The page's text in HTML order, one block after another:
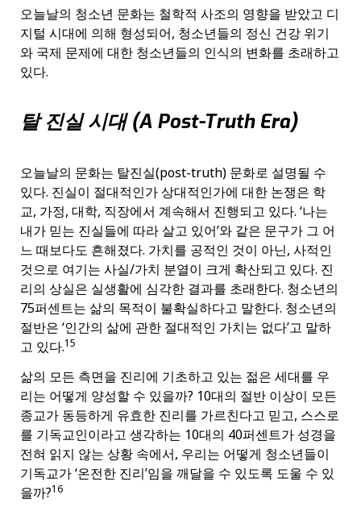
오늘날의 청소년 문화는 철학적 사조의 영향을 받았고 디
지털 시대에 의해 형성되어, 청소년들의 정신 건강 위기
와 국제 문제에 대한 청소년들의 인식의 변화를 초래하고
있다.
탈 진실 시대 (A Post-Truth Era)
오늘날의 문화는 탈진실(post-truth) 문화로 설명될 수
있다. 진실이 절대적인가 상대적인가에 대한 논쟁은 학
교, 가정, 대학, 직장에서 계속해서 진행되고 있다. ‘나는
내가 믿는 진실들에 따라 살고 있어’와 같은 문구가 그 어
느 때보다도 흔해졌다. 가치를 공적인 것이 아닌, 사적인
것으로 여기는 사실/가치 분열이 크게 확산되고 있다. 진
리의 상실은 실생활에 심각한 결과를 초래한다. 청소년의
75퍼센트는 삶의 목적이 불확실하다고 말한다. 청소년의
절반은 ‘인간의 삶에 관한 절대적인 가치는 없다’고 말하
고 있다.15
삶의 모든 측면을 진리에 기초하고 있는 젊은 세대를 우
리는 어떻게 양성할 수 있을까? 10대의 절반 이상이 모든
종교가 동등하게 유효한 진리를 가르친다고 믿고, 스스로
를 기독교인이라고 생각하는 10대의 40퍼센트가 성경을
전혀 읽지 않는 상황 속에서, 우리는 어떻게 청소년들이
기독교가 ‘온전한 진리’임을 깨달을 수 있도록 도울 수 있
을까?16